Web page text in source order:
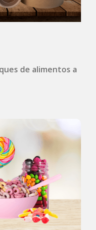
de alimentos a